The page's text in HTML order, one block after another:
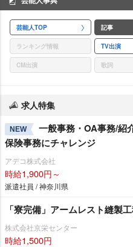
芸能人TOP 記事
ランキング情報 TV出演
CM出演 歌詞
求人特集
NEW
一般事務・OA事務/紹
保険事務にチャレンジ
アデコ株式会社
時給1,900円～
派遣社員 / 神奈川県
「寮完備」アームレスト縫製
株式会社京栄センター
時給1,500円